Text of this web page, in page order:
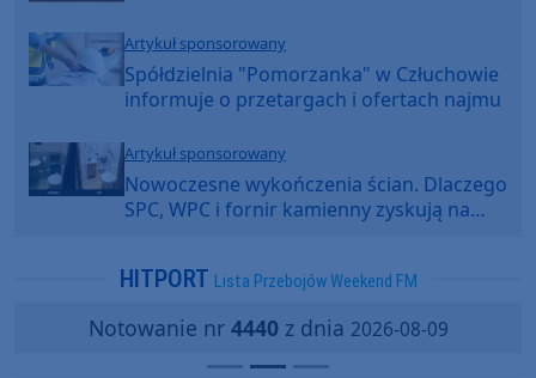
Artykuł sponsorowany
Spółdzielnia "Pomorzanka" w Człuchowie
informuje o przetargach i ofertach najmu
Artykuł sponsorowany
Nowoczesne wykończenia ścian. Dlaczego
SPC, WPC i fornir kamienny zyskują na
HITPORT Lista Przebojów Weekend FM
Notowanie nr 4440 z dnia 2026-08-09